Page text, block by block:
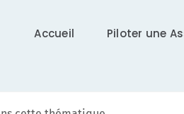
Accueil Piloter une